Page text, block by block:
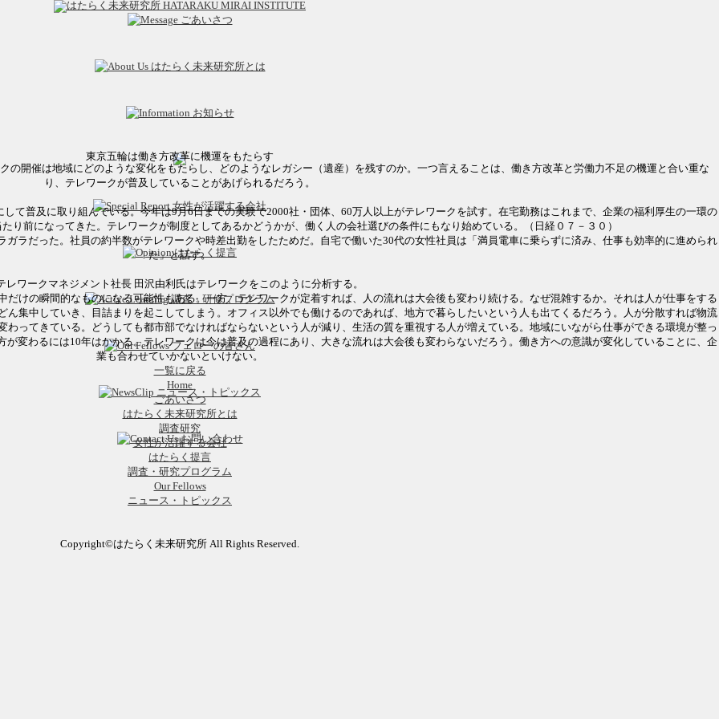
東京五輪は働き方改革に機運をもたらす
開催は地域にどのような変化をもたらし、どのようなレガシー（遺産）を残すのか。 一つ言えることは、働き方改革と労働力不足の機運と合い重な
り、テレワークが普及していることがあげられるだろう。
して普及に取り組んでいる。今年は9月6日までの実験で2000社・団体、60万人以上がテレワークを試す。在宅勤務はこれまで、企業の福利厚生の一環の
り前になってきた。テレワークが制度としてあるかどうかが、働く人の会社選びの条件にもなり始めている。（日経０７－３０）
ラだった。社員の約半数がテレワークや時差出勤をしたためだ。自宅で働いた30代の女性社員は「満員電車に乗らずに済み、仕事も効率的に進められ
た」と話す。
レワークマネジメント社長 田沢由利氏はテレワークをこのように分析する。
けの瞬間的なものになる可能性もある。一方、テレワークが定着すれば、人の流れは大会後も変わり続ける。なぜ混雑するか。それは人が仕事をする
集中していき、目詰まりを起こしてしまう。オフィス以外でも働けるのであれば、地方で暮らしたいという人も出てくるだろう。人が分散すれば物流
ってきている。どうしても都市部でなければならないという人が減り、生活の質を重視する人が増えている。地域にいながら仕事ができる環境が整っ
変わるには10年はかかる。テレワークは今は普及の過程にあり、大きな流れは大会後も変わらないだろう。働き方への意識が変化していることに、企
業も合わせていかないといけない。
一覧に戻る
Home
ごあいさつ
はたらく未来研究所とは
調査研究
女性が活躍する会社
はたらく提言
調査・研究プログラム
Our Fellows
ニュース・トピックス
Copyright©はたらく未来研究所 All Rights Reserved.